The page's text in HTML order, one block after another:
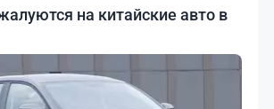
на китайские авто в